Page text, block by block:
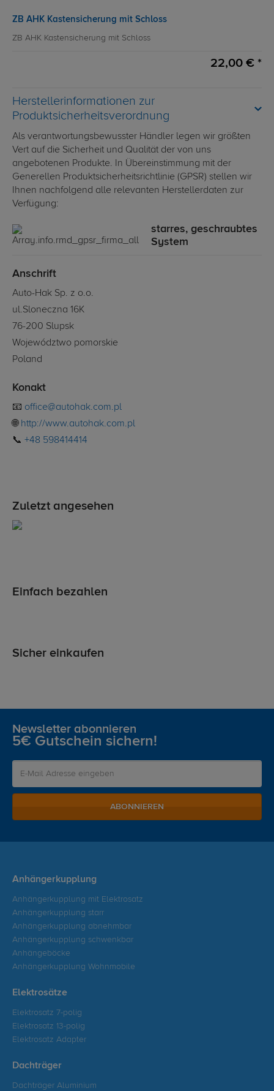
ZB AHK Kastensicherung mit Schloss
ZB AHK Kastensicherung mit Schloss
22,00 € *
Herstellerinformationen zur
Produktsicherheitsverordnung
Als verantwortungsbewusster Händler legen wir größten
Vert auf die Sicherheit und Qualität der von uns
angebotenen Produkte. In Übereinstimmung mit der
Generellen Produktsicherheitsrichtlinie (GPSR) stellen wir
Ihnen nachfolgend alle relevanten Herstellerdaten zur
Verfügung:
starres, geschraubtes
System
Anschrift
Auto-Hak Sp. z o.o.
ul.Sloneczna 16K
76-200 Slupsk
Województwo pomorskie
Poland
Konakt
📧 office@autohak.com.pl
🌐 http://www.autohak.com.pl
📞 +48 598414414
Zuletzt angesehen
Einfach bezahlen
Sicher einkaufen
Newsletter abonnieren
5€ Gutschein sichern!
ABONNIEREN
Anhängerkupplung
Anhängerkupplung mit Elektrosatz
Anhängerkupplung starr
Anhängerkupplung abnehmbar
Anhängerkupplung schwenkbar
Anhängeböcke
Anhängerkupplung Wohnmobile
Elektrosätze
Elektrosatz 7-polig
Elektrosatz 13-polig
Elektrosatz Adapter
Dachträger
Dachträger Aluminium